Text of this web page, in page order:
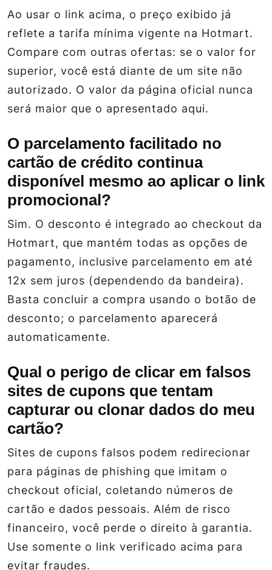
Ao usar o link acima, o preço exibido já
reflete a tarifa mínima vigente na Hotmart.
Compare com outras ofertas: se o valor for
superior, você está diante de um site não
autorizado. O valor da página oficial nunca
será maior que o apresentado aqui.
O parcelamento facilitado no
cartão de crédito continua
disponível mesmo ao aplicar o link
promocional?
Sim. O desconto é integrado ao checkout da
Hotmart, que mantém todas as opções de
pagamento, inclusive parcelamento em até
12x sem juros (dependendo da bandeira).
Basta concluir a compra usando o botão de
desconto; o parcelamento aparecerá
automaticamente.
Qual o perigo de clicar em falsos
sites de cupons que tentam
capturar ou clonar dados do meu
cartão?
Sites de cupons falsos podem redirecionar
para páginas de phishing que imitam o
checkout oficial, coletando números de
cartão e dados pessoais. Além de risco
financeiro, você perde o direito à garantia.
Use somente o link verificado acima para
evitar fraudes.